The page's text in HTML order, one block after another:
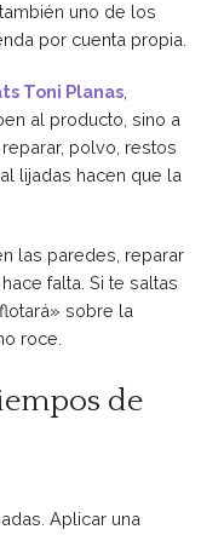
uno de los
por cuenta propia.
Toni Planas
al producto, sino a
polvo, restos
lijadas hacen que la
las paredes, reparar
falta. Si te saltas
sobre la
roce.
de
Aplicar una